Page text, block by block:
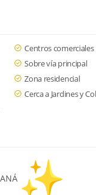
Centros comerciales
Sobre vía principal
Zona residencial
Cerca a Jardines y